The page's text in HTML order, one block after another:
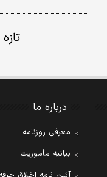
درباره ما
معرفی روزنامه
بیانیه مأموریت